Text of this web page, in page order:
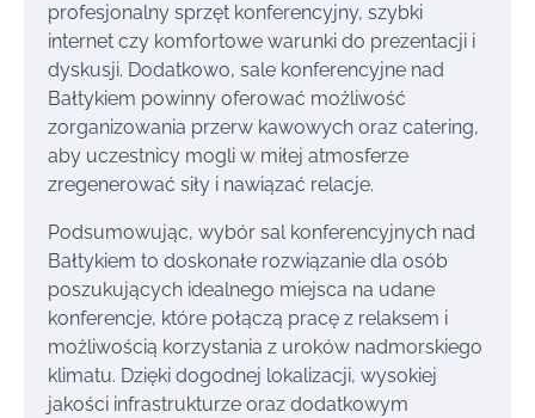
profesjonalny sprzęt konferencyjny, szybki
internet czy komfortowe warunki do prezentacji i
dyskusji. Dodatkowo, sale konferencyjne nad
Bałtykiem powinny oferować możliwość
zorganizowania przerw kawowych oraz catering,
aby uczestnicy mogli w miłej atmosferze
zregenerować siły i nawiązać relacje.
Podsumowując, wybór sal konferencyjnych nad
Bałtykiem to doskonałe rozwiązanie dla osób
poszukujących idealnego miejsca na udane
konferencje, które połączą pracę z relaksem i
możliwością korzystania z uroków nadmorskiego
klimatu. Dzięki dogodnej lokalizacji, wysokiej
jakości infrastrukturze oraz dodatkowym